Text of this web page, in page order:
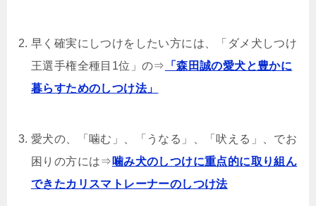
早く確実にしつけをしたい方には、「ダメ犬しつけ
王選手権全種目1位」の⇒
「森田誠の愛犬と豊かに
暮らすためのしつけ法」
愛犬の、「噛む」、「うなる」、「吠える」、でお
困りの方には⇒ 噛み犬のしつけに重点的に取り組ん
できたカリスマトレーナーのしつけ法